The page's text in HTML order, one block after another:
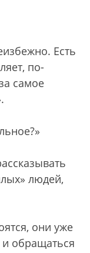
Есть
по-
самое
людей,
они уже
и обращаться